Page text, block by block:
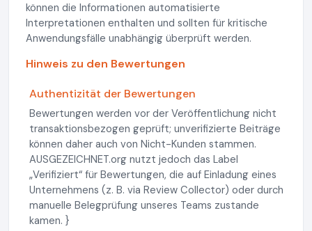
können die Informationen automatisierte
Interpretationen enthalten und sollten für kritische
Anwendungsfälle unabhängig überprüft werden.
Hinweis zu den Bewertungen
Authentizität der Bewertungen
Bewertungen werden vor der Veröffentlichung nicht
transaktionsbezogen geprüft; unverifizierte Beiträge
können daher auch von Nicht-Kunden stammen.
AUSGEZEICHNET.org nutzt jedoch das Label
„Verifiziert“ für Bewertungen, die auf Einladung eines
Unternehmens (z. B. via Review Collector) oder durch
manuelle Belegprüfung unseres Teams zustande
kamen. }